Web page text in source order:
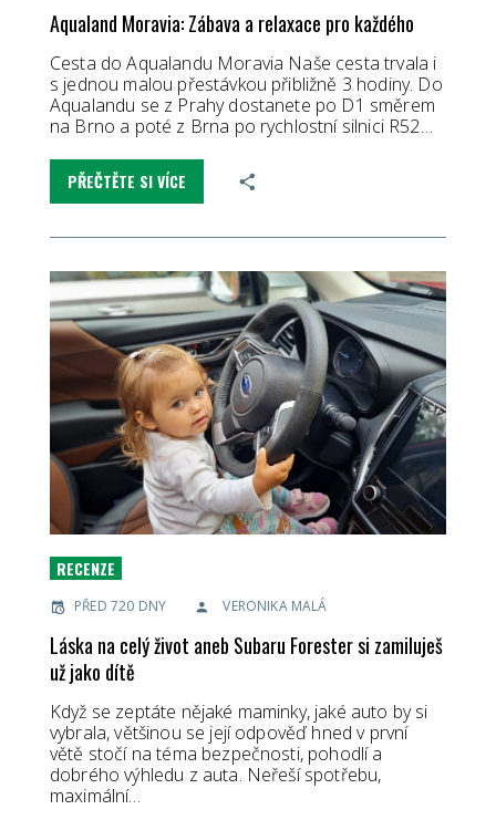
Aqualand Moravia: Zábava a relaxace pro každého
Cesta do Aqualandu Moravia Naše cesta trvala i
s jednou malou přestávkou přibližně 3 hodiny. Do
Aqualandu se z Prahy dostanete po D1 směrem
na Brno a poté z Brna po rychlostní silnici R52…
PŘEČTĚTE SI VÍCE
RECENZE
PŘED 720 DNY VERONIKA MALÁ
Láska na celý život aneb Subaru Forester si zamiluješ
už jako dítě
Když se zeptáte nějaké maminky, jaké auto by si
vybrala, většinou se její odpověď hned v první
větě stočí na téma bezpečnosti, pohodlí a
dobrého výhledu z auta. Neřeší spotřebu,
maximální…